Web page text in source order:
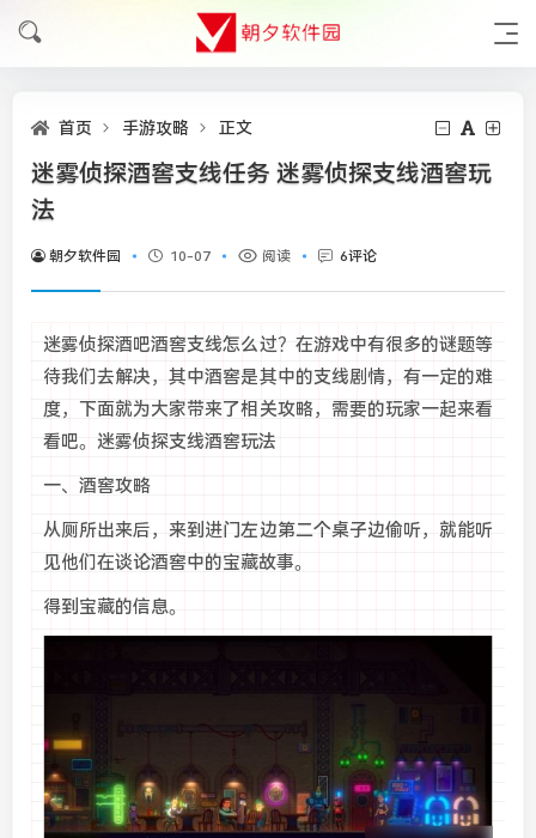
首页 手游攻略 正文
迷雾侦探酒窖支线任务 迷雾侦探支线酒窖玩
法
朝夕软件园 10-07 阅读 6评论
迷雾侦探酒吧酒窖支线怎么过？在游戏中有很多的谜题等
待我们去解决，其中酒窖是其中的支线剧情，有一定的难
度，下面就为大家带来了相关攻略，需要的玩家一起来看
看吧。迷雾侦探支线酒窖玩法
一、酒窖攻略
从厕所出来后，来到进门左边第二个桌子边偷听，就能听
见他们在谈论酒窖中的宝藏故事。
得到宝藏的信息。